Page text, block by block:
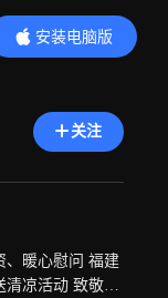
安装电脑版
内容更精彩
关注
、暖心慰问 福建
清凉活动 致敬一